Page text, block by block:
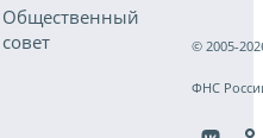
Общественный
совет
© 2005-
ФНС